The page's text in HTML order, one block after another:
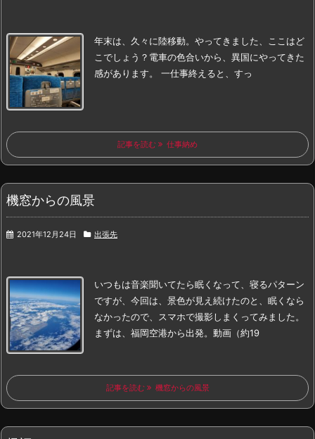
年末は、久々に陸移動。 やってきました、 ここはど
こでしょう？ 電車の色合いから、異国にやってきた
感があります。
一仕事終えると、すっ
記事を読む 仕事納め
機窓からの風景
2021年12月24日 出張先
いつもは音楽聞いてたら眠くなって、寝るパターン
ですが、 今回は、景色が見え続けたのと、眠くなら
なかったので、 スマホで撮影しまくってみました。
まずは、福岡空港から出発。 動画（約19
記事を読む 機窓からの風景